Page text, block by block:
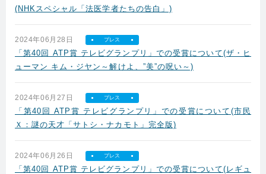
(NHKスペシャル「法医学者たちの告白」)
2024年06月28日 プレス
「第40回 ATP賞 テレビグランプリ」での受賞について(ザ・ヒ
ューマン キム・ジヤン～解けよ、”美”の呪い～)
2024年06月27日 プレス
「第40回 ATP賞 テレビグランプリ」での受賞について(市民
Ｘ：謎の天才「サトシ・ナカモト」完全版)
2024年06月26日 プレス
「第40回 ATP賞 テレビグランプリ」での受賞について(レギュ